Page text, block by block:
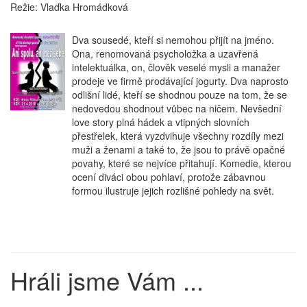
Režie: Vlaďka Hromádková
Dva sousedé, kteří si nemohou přijít na jméno.
Ona, renomovaná psycholožka a uzavřená
intelektuálka, on, člověk veselé mysli a manažer
prodeje ve firmě prodávající jogurty. Dva naprosto
odlišní lidé, kteří se shodnou pouze na tom, že se
nedovedou shodnout vůbec na ničem. Nevšední
love story plná hádek a vtipných slovních
přestřelek, která vyzdvihuje všechny rozdíly mezi
muži a ženami a také to, že jsou to právě opačné
povahy, které se nejvíce přitahují. Komedie, kterou
ocení diváci obou pohlaví, protože zábavnou
formou ilustruje jejich rozlišné pohledy na svět.
Hráli jsme Vám ...